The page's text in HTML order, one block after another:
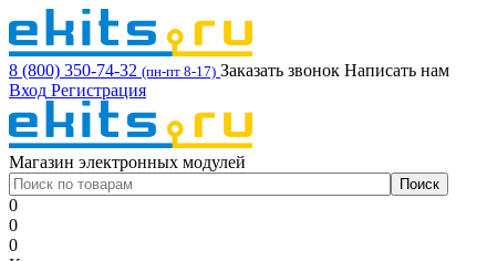
8 (800) 350-74-32 (пн-пт 8-17) Заказать звонок Написать нам
Вход Регистрация
Магазин электронных модулей
0
0
0